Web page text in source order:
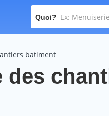
Quoi?
batiment
des